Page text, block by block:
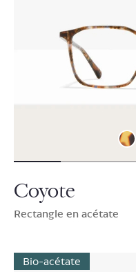
Coyote
Rectangle en acétate
Bio-acétate